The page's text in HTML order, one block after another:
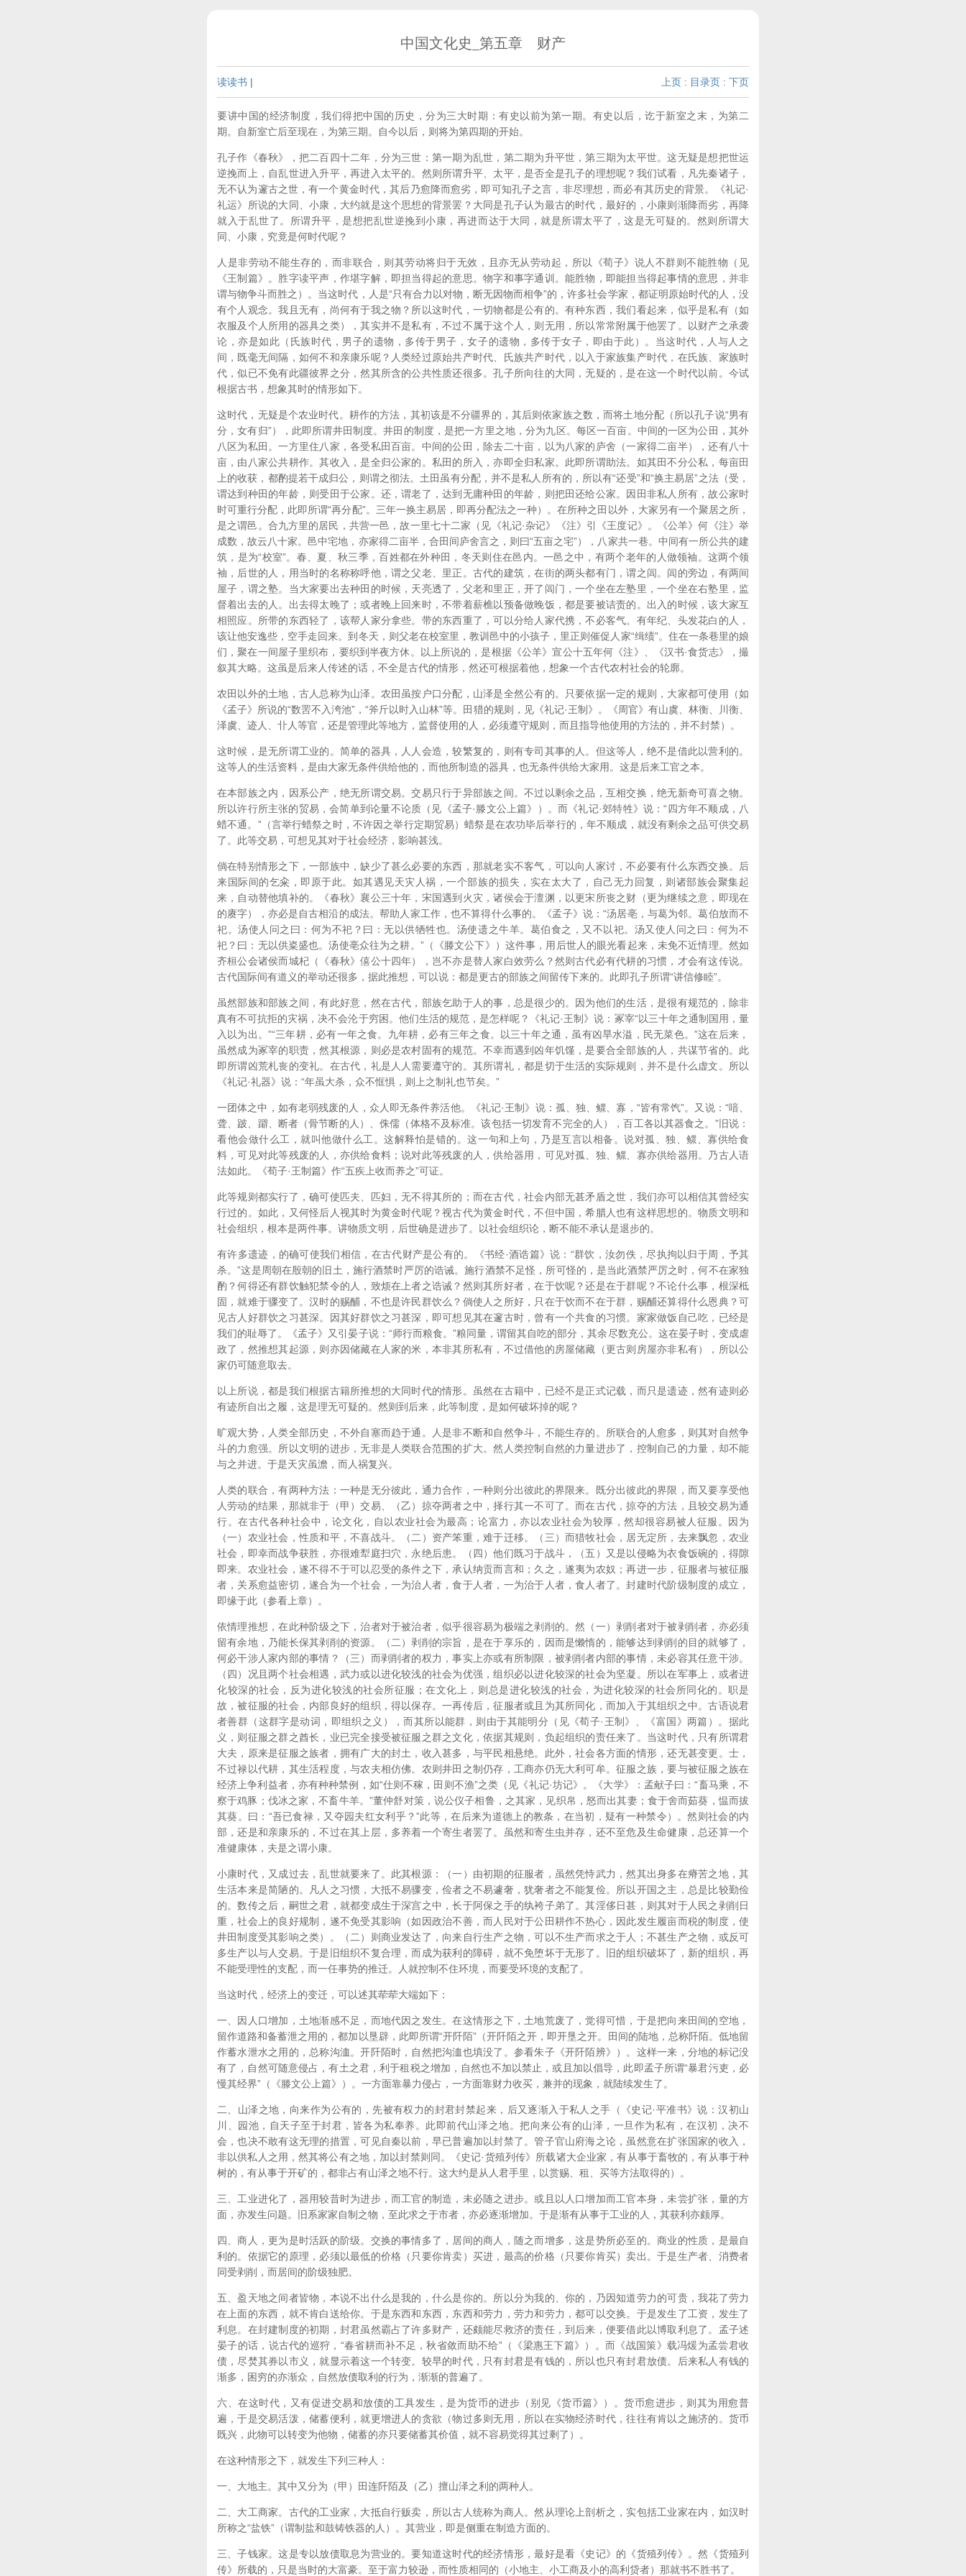
中国文化史_第五章 财产
读读书 | 上页 : 目录页 : 下页
要讲中国的经济制度，我们得把中国的历史，分为三大时期：有史以前为第一期。有史以后，讫于新室之末，为第二
期。自新室亡后至现在，为第三期。自今以后，则将为第四期的开始。
孔子作《春秋》，把二百四十二年，分为三世：第一期为乱世，第二期为升平世，第三期为太平世。这无疑是想把世运
逆挽而上，自乱世进入升平，再进入太平的。然则所谓升平、太平，是否全是孔子的理想呢？我们试看，凡先秦诸子，
无不认为邃古之世，有一个黄金时代，其后乃愈降而愈劣，即可知孔子之言，非尽理想，而必有其历史的背景。《礼记·
礼运》所说的大同、小康，大约就是这个思想的背景罢？大同是孔子认为最古的时代，最好的，小康则渐降而劣，再降
就入于乱世了。所谓升平，是想把乱世逆挽到小康，再进而达于大同，就是所谓太平了，这是无可疑的。然则所谓大
同、小康，究竟是何时代呢？
人是非劳动不能生存的，而非联合，则其劳动将归于无效，且亦无从劳动起，所以《荀子》说人不群则不能胜物（见
《王制篇》。胜字读平声，作堪字解，即担当得起的意思。物字和事字通训。能胜物，即能担当得起事情的意思，并非
谓与物争斗而胜之）。当这时代，人是“只有合力以对物，断无因物而相争”的，许多社会学家，都证明原始时代的人，没
有个人观念。我且无有，尚何有于我之物？所以这时代，一切物都是公有的。有种东西，我们看起来，似乎是私有（如
衣服及个人所用的器具之类），其实并不是私有，不过不属于这个人，则无用，所以常常附属于他罢了。以财产之承袭
论，亦是如此（氏族时代，男子的遗物，多传于男子，女子的遗物，多传于女子，即由于此）。当这时代，人与人之
间，既毫无间隔，如何不和亲康乐呢？人类经过原始共产时代、氏族共产时代，以入于家族集产时代，在氏族、家族时
代，似已不免有此疆彼界之分，然其所含的公共性质还很多。孔子所向往的大同，无疑的，是在这一个时代以前。今试
根据古书，想象其时的情形如下。
这时代，无疑是个农业时代。耕作的方法，其初该是不分疆界的，其后则依家族之数，而将土地分配（所以孔子说“男有
分，女有归”），此即所谓井田制度。井田的制度，是把一方里之地，分为九区。每区一百亩。中间的一区为公田，其外
八区为私田。一方里住八家，各受私田百亩。中间的公田，除去二十亩，以为八家的庐舍（一家得二亩半），还有八十
亩，由八家公共耕作。其收入，是全归公家的。私田的所入，亦即全归私家。此即所谓助法。如其田不分公私，每亩田
上的收获，都酌提若干成归公，则谓之彻法。土田虽有分配，并不是私人所有的，所以有“还受”和“换主易居”之法（受，
谓达到种田的年龄，则受田于公家。还，谓老了，达到无庸种田的年龄，则把田还给公家。因田非私人所有，故公家时
时可重行分配，此即所谓“再分配”。三年一换主易居，即再分配法之一种）。在所种之田以外，大家另有一个聚居之所，
是之谓邑。合九方里的居民，共营一邑，故一里七十二家（见《礼记·杂记》《注》引《王度记》。《公羊》何《注》举
成数，故云八十家。邑中宅地，亦家得二亩半，合田间庐舍言之，则曰“五亩之宅”），八家共一巷。中间有一所公共的建
筑，是为“校室”。春、夏、秋三季，百姓都在外种田，冬天则住在邑内。一邑之中，有两个老年的人做领袖。这两个领
袖，后世的人，用当时的名称称呼他，谓之父老、里正。古代的建筑，在街的两头都有门，谓之闾。闾的旁边，有两间
屋子，谓之塾。当大家要出去种田的时候，天亮透了，父老和里正，开了闾门，一个坐在左塾里，一个坐在右塾里，监
督着出去的人。出去得太晚了；或者晚上回来时，不带着薪樵以预备做晚饭，都是要被诘责的。出入的时候，该大家互
相照应。所带的东西轻了，该帮人家分拿些。带的东西重了，可以分给人家代携，不必客气。有年纪、头发花白的人，
该让他安逸些，空手走回来。到冬天，则父老在校室里，教训邑中的小孩子，里正则催促人家“缉绩”。住在一条巷里的娘
们，聚在一间屋子里织布，要织到半夜方休。以上所说的，是根据《公羊》宣公十五年何《注》、《汉书·食货志》，撮
叙其大略。这虽是后来人传述的话，不全是古代的情形，然还可根据着他，想象一个古代农村社会的轮廓。
农田以外的土地，古人总称为山泽。农田虽按户口分配，山泽是全然公有的。只要依据一定的规则，大家都可使用（如
《孟子》所说的“数罟不入洿池”，“斧斤以时入山林”等。田猎的规则，见《礼记·王制》。《周官》有山虞、林衡、川衡、
泽虞、迹人、卝人等官，还是管理此等地方，监督使用的人，必须遵守规则，而且指导他使用的方法的，并不封禁）。
这时候，是无所谓工业的。简单的器具，人人会造，较繁复的，则有专司其事的人。但这等人，绝不是借此以营利的。
这等人的生活资料，是由大家无条件供给他的，而他所制造的器具，也无条件供给大家用。这是后来工官之本。
在本部族之内，因系公产，绝无所谓交易。交易只行于异部族之间。不过以剩余之品，互相交换，绝无新奇可喜之物。
所以许行所主张的贸易，会简单到论量不论质（见《孟子·滕文公上篇》）。而《礼记·郊特牲》说：“四方年不顺成，八
蜡不通。”（言举行蜡祭之时，不许因之举行定期贸易）蜡祭是在农功毕后举行的，年不顺成，就没有剩余之品可供交易
了。此等交易，可想见其对于社会经济，影响甚浅。
倘在特别情形之下，一部族中，缺少了甚么必要的东西，那就老实不客气，可以向人家讨，不必要有什么东西交换。后
来国际间的乞籴，即原于此。如其遇见天灾人祸，一个部族的损失，实在太大了，自己无力回复，则诸部族会聚集起
来，自动替他填补的。《春秋》襄公三十年，宋国遇到火灾，诸侯会于澶渊，以更宋所丧之财（更为继续之意，即现在
的赓字），亦必是自古相沿的成法。帮助人家工作，也不算得什么事的。《孟子》说：“汤居亳，与葛为邻。葛伯放而不
祀。汤使人问之曰：何为不祀？曰：无以供牺牲也。汤使遗之牛羊。葛伯食之，又不以祀。汤又使人问之曰：何为不
祀？曰：无以供粢盛也。汤使亳众往为之耕。”（《滕文公下》）这件事，用后世人的眼光看起来，未免不近情理。然如
齐桓公会诸侯而城杞（《春秋》僖公十四年），岂不亦是替人家白效劳么？然则古代必有代耕的习惯，才会有这传说。
古代国际间有道义的举动还很多，据此推想，可以说：都是更古的部族之间留传下来的。此即孔子所谓“讲信修睦”。
虽然部族和部族之间，有此好意，然在古代，部族乞助于人的事，总是很少的。因为他们的生活，是很有规范的，除非
真有不可抗拒的灾祸，决不会沦于穷困。他们生活的规范，是怎样呢？《礼记·王制》说：冢宰“以三十年之通制国用，量
入以为出。”“三年耕，必有一年之食。九年耕，必有三年之食。以三十年之通，虽有凶旱水溢，民无菜色。”这在后来，
虽然成为冢宰的职责，然其根源，则必是农村固有的规范。不幸而遇到凶年饥馑，是要合全部族的人，共谋节省的。此
即所谓凶荒札丧的变礼。在古代，礼是人人需要遵守的。其所谓礼，都是切于生活的实际规则，并不是什么虚文。所以
《礼记·礼器》说：“年虽大杀，众不恇惧，则上之制礼也节矣。”
一团体之中，如有老弱残废的人，众人即无条件养活他。《礼记·王制》说：孤、独、鳏、寡，“皆有常饩”。又说：“喑、
聋、跛、躃、断者（骨节断的人）、侏儒（体格不及标准。该包括一切发育不完全的人），百工各以其器食之。”旧说：
看他会做什么工，就叫他做什么工。这解释怕是错的。这一句和上句，乃是互言以相备。说对孤、独、鳏、寡供给食
料，可见对此等残废的人，亦供给食料；说对此等残废的人，供给器用，可见对孤、独、鳏、寡亦供给器用。乃古人语
法如此。《荀子·王制篇》作“五疾上收而养之”可证。
此等规则都实行了，确可使匹夫、匹妇，无不得其所的；而在古代，社会内部无甚矛盾之世，我们亦可以相信其曾经实
行过的。如此，又何怪后人视其时为黄金时代呢？视古代为黄金时代，不但中国，希腊人也有这样思想的。物质文明和
社会组织，根本是两件事。讲物质文明，后世确是进步了。以社会组织论，断不能不承认是退步的。
有许多遗迹，的确可使我们相信，在古代财产是公有的。《书经·酒诰篇》说：“群饮，汝勿佚，尽执拘以归于周，予其
杀。”这是周朝在殷朝的旧土，施行酒禁时严厉的诰诫。施行酒禁不足怪，所可怪的，是当此酒禁严厉之时，何不在家独
酌？何得还有群饮触犯禁令的人，致烦在上者之诰诫？然则其所好者，在于饮呢？还是在于群呢？不论什么事，根深柢
固，就难于骤变了。汉时的赐酺，不也是许民群饮么？倘使人之所好，只在于饮而不在于群，赐酺还算得什么恩典？可
见古人好群饮之习甚深。因其好群饮之习甚深，即可想见其在邃古时，曾有一个共食的习惯。家家做饭自己吃，已经是
我们的耻辱了。《孟子》又引晏子说：“师行而粮食。”粮同量，谓留其自吃的部分，其余尽数充公。这在晏子时，变成虐
政了，然推想其起源，则亦因储藏在人家的米，本非其所私有，不过借他的房屋储藏（更古则房屋亦非私有），所以公
家仍可随意取去。
以上所说，都是我们根据古籍所推想的大同时代的情形。虽然在古籍中，已经不是正式记载，而只是遗迹，然有迹则必
有迹所自出之履，这是理无可疑的。然则到后来，此等制度，是如何破坏掉的呢？
旷观大势，人类全部历史，不外自塞而趋于通。人是非不断和自然争斗，不能生存的。所联合的人愈多，则其对自然争
斗的力愈强。所以文明的进步，无非是人类联合范围的扩大。然人类控制自然的力量进步了，控制自己的力量，却不能
与之并进。于是天灾虽澹，而人祸复兴。
人类的联合，有两种方法：一种是无分彼此，通力合作，一种则分出彼此的界限来。既分出彼此的界限，而又要享受他
人劳动的结果，那就非于（甲）交易、（乙）掠夺两者之中，择行其一不可了。而在古代，掠夺的方法，且较交易为通
行。在古代各种社会中，论文化，自以农业社会为最高；论富力，亦以农业社会为较厚，然却很容易被人征服。因为
（一）农业社会，性质和平，不喜战斗。（二）资产笨重，难于迁移。（三）而猎牧社会，居无定所，去来飘忽，农业
社会，即幸而战争获胜，亦很难犁庭扫穴，永绝后患。（四）他们既习于战斗，（五）又是以侵略为衣食饭碗的，得隙
即来。农业社会，遂不得不于可以忍受的条件之下，承认纳贡而言和；久之，遂夷为农奴；再进一步，征服者与被征服
者，关系愈益密切，遂合为一个社会，一为治人者，食于人者，一为治于人者，食人者了。封建时代阶级制度的成立，
即缘于此（参看上章）。
依情理推想，在此种阶级之下，治者对于被治者，似乎很容易为极端之剥削的。然（一）剥削者对于被剥削者，亦必须
留有余地，乃能长保其剥削的资源。（二）剥削的宗旨，是在于享乐的，因而是懒惰的，能够达到剥削的目的就够了，
何必干涉人家内部的事情？（三）而剥削者的权力，事实上亦或有所制限，被剥削者内部的事情，未必容其任意干涉。
（四）况且两个社会相遇，武力或以进化较浅的社会为优强，组织必以进化较深的社会为坚凝。所以在军事上，或者进
化较深的社会，反为进化较浅的社会所征服；在文化上，则总是进化较浅的社会，为进化较深的社会所同化的。职是
故，被征服的社会，内部良好的组织，得以保存。一再传后，征服者或且为其所同化，而加入于其组织之中。古语说君
者善群（这群字是动词，即组织之义），而其所以能群，则由于其能明分（见《荀子·王制》、《富国》两篇）。据此
义，则征服之群之酋长，业已完全接受被征服之群之文化，依据其规则，负起组织的责任来了。当这时代，只有所谓君
大夫，原来是征服之族者，拥有广大的封土，收入甚多，与平民相悬绝。此外，社会各方面的情形，还无甚变更。士，
不过禄以代耕，其生活程度，与农夫相仿佛。农则井田之制仍存，工商亦仍无大利可牟。征服之族，要与被征服之族在
经济上争利益者，亦有种种禁例，如“仕则不稼，田则不渔”之类（见《礼记·坊记》。《大学》：孟献子曰：“畜马乘，不
察于鸡豚；伐冰之家，不畜牛羊。”董仲舒对策，说公仪子相鲁，之其家，见织帛，怒而出其妻；食于舍而茹葵，愠而拔
其葵。曰：“吾已食禄，又夺园夫红女利乎？”此等，在后来为道德上的教条，在当初，疑有一种禁令）。然则社会的内
部，还是和亲康乐的，不过在其上层，多养着一个寄生者罢了。虽然和寄生虫并存，还不至危及生命健康，总还算一个
准健康体，夫是之谓小康。
小康时代，又成过去，乱世就要来了。此其根源：（一）由初期的征服者，虽然凭恃武力，然其出身多在瘠苦之地，其
生活本来是简陋的。凡人之习惯，大抵不易骤变，俭者之不易遽奢，犹奢者之不能复俭。所以开国之主，总是比较勤俭
的。数传之后，嗣世之君，就都变成生于深宫之中，长于阿保之手的纨袴子弟了。其淫侈日甚，则其对于人民之剥削日
重，社会上的良好规制，遂不免受其影响（如因政治不善，而人民对于公田耕作不热心，因此发生履亩而税的制度，使
井田制度受其影响之类）。（二）则商业发达了，向来自行生产之物，可以不生产而求之于人；不甚生产之物，或反可
多生产以与人交易。于是旧组织不复合理，而成为获利的障碍，就不免堕坏于无形了。旧的组织破坏了，新的组织，再
不能受理性的支配，而一任事势的推迁。人就控制不住环境，而要受环境的支配了。
当这时代，经济上的变迁，可以述其荦荦大端如下：
一、因人口增加，土地渐感不足，而地代因之发生。在这情形之下，土地荒废了，觉得可惜，于是把向来田间的空地，
留作道路和备蓄泄之用的，都加以垦辟，此即所谓“开阡陌”（开阡陌之开，即开垦之开。田间的陆地，总称阡陌。低地留
作蓄水泄水之用的，总称沟洫。开阡陌时，自然把沟洫也填没了。参看朱子《开阡陌辨》）。这样一来，分地的标记没
有了，自然可随意侵占，有土之君，利于租税之增加，自然也不加以禁止，或且加以倡导，此即孟子所谓“暴君污吏，必
慢其经界”（《滕文公上篇》）。一方面靠暴力侵占，一方面靠财力收买，兼并的现象，就陆续发生了。
二、山泽之地，向来作为公有的，先被有权力的封君封禁起来，后又逐渐入于私人之手（《史记·平准书》说：汉初山
川、园池，自天子至于封君，皆各为私奉养。此即前代山泽之地。把向来公有的山泽，一旦作为私有，在汉初，决不
会，也决不敢有这无理的措置，可见自秦以前，早已普遍加以封禁了。管子官山府海之论，虽然意在扩张国家的收入，
非以供私人之用，然其将公有之地，加以封禁则同。《史记·货殖列传》所载诸大企业家，有从事于畜牧的，有从事于种
树的，有从事于开矿的，都非占有山泽之地不行。这大约是从人君手里，以赏赐、租、买等方法取得的）。
三、工业进化了，器用较昔时为进步，而工官的制造，未必随之进步。或且以人口增加而工官本身，未尝扩张，量的方
面，亦发生问题。旧系家家自制之物，至此求之于市者，亦必逐渐增加。于是渐有从事于工业的人，其获利亦颇厚。
四、商人，更为是时活跃的阶级。交换的事情多了，居间的商人，随之而增多，这是势所必至的。商业的性质，是最自
利的。依据它的原理，必须以最低的价格（只要你肯卖）买进，最高的价格（只要你肯买）卖出。于是生产者、消费者
同受剥削，而居间的阶级独肥。
五、盈天地之间者皆物，本说不出什么是我的，什么是你的。所以分为我的、你的，乃因知道劳力的可贵，我花了劳力
在上面的东西，就不肯白送给你。于是东西和东西，东西和劳力，劳力和劳力，都可以交换。于是发生了工资，发生了
利息。在封建制度的初期，封君虽然霸占了许多财产，还颇能尽救济的责任，到后来，便要借此以博取利息了。孟子述
晏子的话，说古代的巡狩，“春省耕而补不足，秋省敛而助不给”（《梁惠王下篇》）。而《战国策》载冯煖为孟尝君收
债，尽焚其券以市义，就显示着这一个转变。较早的时代，只有封君是有钱的，所以也只有封君放债。后来私人有钱的
渐多，困穷的亦渐众，自然放债取利的行为，渐渐的普遍了。
六、在这时代，又有促进交易和放债的工具发生，是为货币的进步（别见《货币篇》）。货币愈进步，则其为用愈普
遍，于是交易活泼，储蓄便利，就更增进人的贪欲（物过多则无用，所以在实物经济时代，往往有肯以之施济的。货币
既兴，此物可以转变为他物，储蓄的亦只要储蓄其价值，就不容易觉得其过剩了）。
在这种情形之下，就发生下列三种人：
一、大地主。其中又分为（甲）田连阡陌及（乙）擅山泽之利的两种人。
二、大工商家。古代的工业家，大抵自行贩卖，所以古人统称为商人。然从理论上剖析之，实包括工业家在内，如汉时
所称之“盐铁”（谓制盐和鼓铸铁器的人）。其营业，即是侧重在制造方面的。
三、子钱家。这是专以放债取息为营业的。要知道这时代的经济情形，最好是看《史记》的《货殖列传》。然《货殖列
传》所载的，只是当时的大富豪。至于富力较逊，而性质相同的（小地主、小工商及小的高利贷者）那就书不胜书了。